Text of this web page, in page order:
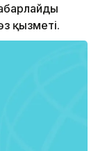
қызметі.